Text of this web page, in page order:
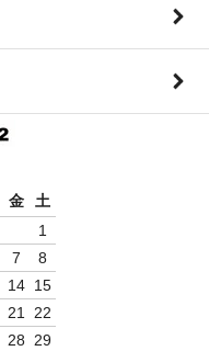
金
土
1
7
8
14 15
21
22
28 29